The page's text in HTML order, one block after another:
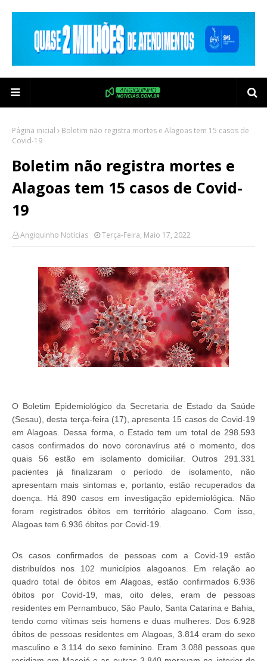
Página inicial
Boletim não registra mortes e Alagoas tem 15 casos de
Covid-19
Boletim não registra mortes e
Alagoas tem 15 casos de Covid-
19
Angiquinho Notícias Terça-Feira, Maio 17, 2022
O Boletim Epidemiológico da Secretaria de Estado da Saúde
(Sesau), desta terça-feira (17), apresenta 15 casos de Covid-19
em Alagoas. Dessa forma, o Estado tem um total de 298.593
casos confirmados do novo coronavírus até o momento, dos
quais 56 estão em isolamento domiciliar. Outros 291.331
pacientes já finalizaram o período de isolamento, não
apresentam mais sintomas e, portanto, estão recuperados da
doença. Há 890 casos em investigação epidemiológica. Não
foram registrados óbitos em território alagoano. Com isso,
Alagoas tem 6.936 óbitos por Covid-19.
Os casos confirmados de pessoas com a Covid-19 estão
distribuídos nos 102 municípios alagoanos. Em relação ao
quadro total de óbitos em Alagoas, estão confirmados 6.936
óbitos por Covid-19, mas, oito deles, eram de pessoas
residentes em Pernambuco, São Paulo, Santa Catarina e Bahia,
tendo como vítimas seis homens e duas mulheres. Dos 6.928
óbitos de pessoas residentes em Alagoas, 3.814 eram do sexo
masculino e 3.114 do sexo feminino. Eram 3.088 pessoas que